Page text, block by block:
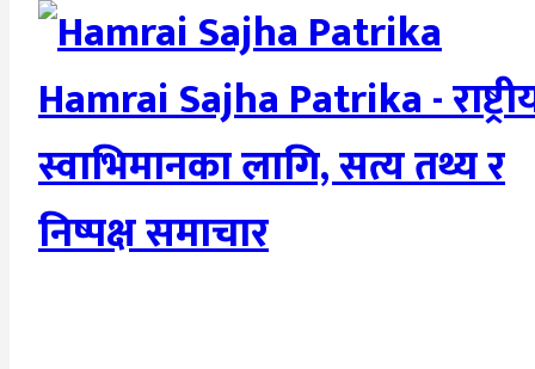
Hamrai Sajha Patrika -
स्वाभिमानका लागि, सत्य तथ्य र
निष्पक्ष समाचार